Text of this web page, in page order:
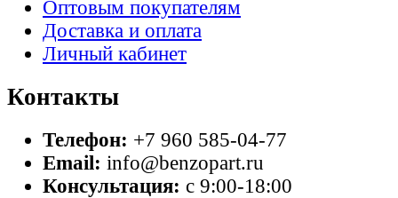
Оптовым покупателям
Доставка и оплата
Личный кабинет
Контакты
Телефон: +7 960 585-04-77
Email: info@benzopart.ru
Консультация: с 9:00-18:00